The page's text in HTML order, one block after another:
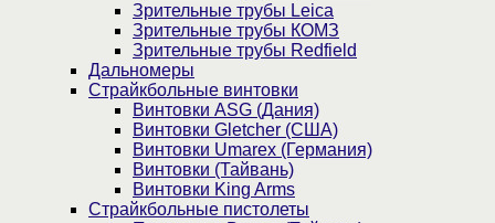
Зрительные трубы Leica
Зрительные трубы КОМЗ
Зрительные трубы Redfield
Дальномеры
Страйкбольные винтовки
Винтовки ASG (Дания)
Винтовки Gletcher (США)
Винтовки Umarex (Германия)
Винтовки (Тайвань)
Винтовки King Arms
Страйкбольные пистолеты